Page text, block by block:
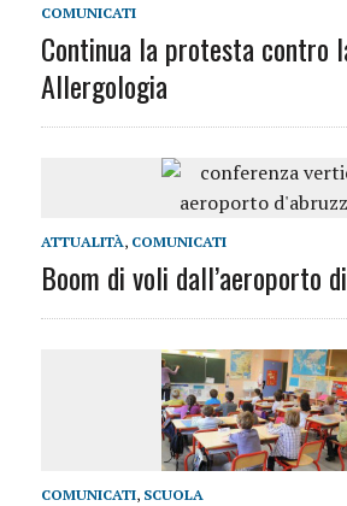
COMUNICATI
Continua la protesta contro
Allergologia
ATTUALITÀ, COMUNICATI
Boom di voli dall’aeroporto
COMUNICATI, SCUOLA